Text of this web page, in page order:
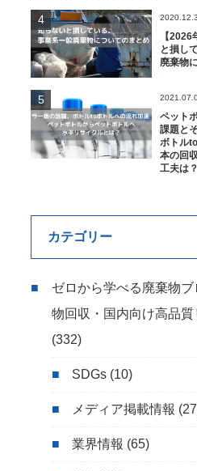
【
と損し
廃棄物
ペット
課題と
ボトル
本の回
工夫は？
カテゴリー
ゼロから学べる廃棄物
物回収・国内向け高品
(332)
SDGs (10)
メディア掲載情報
業界情報 (65)